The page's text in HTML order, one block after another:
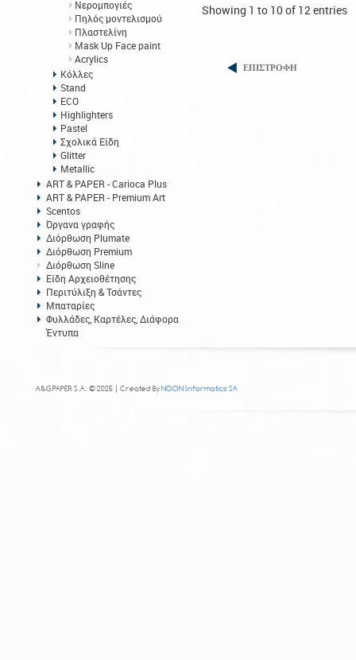
Νερομπογιές
Πηλός μοντελισμού
Πλαστελίνη
Mask Up Face paint
Acrylics
Κόλλες
Stand
ECO
Highlighters
Pastel
Σχολικά Είδη
Glitter
Metallic
ART & PAPER - Carioca Plus
ART & PAPER - Premium Art
Scentos
Όργανα γραφής
Διόρθωση Plumate
Διόρθωση Premium
Διόρθωση Sline
Είδη Αρχειοθέτησης
Περιτύλιξη & Τσάντες
Μπαταρίες
Φυλλάδες, Καρτέλες, Διάφορα
Έντυπα
Showing 1 to 10 of 12 entries
ΕΠΙΣΤΡΟΦΗ
A&G PAPER S.A. © 2025 | Created ByNOON Informatics SA